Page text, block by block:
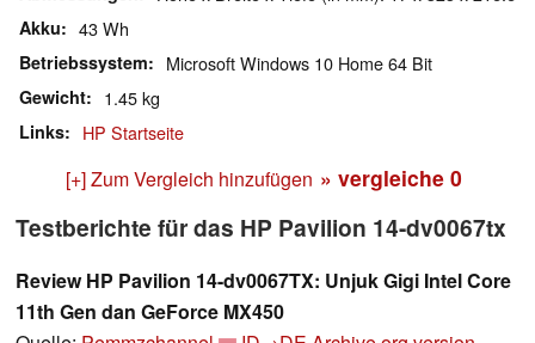
Akku 43 Wh
Betriebssystem Microsoft Windows 10 Home 64 Bit
Gewicht 1.45 kg
Links HP Startseite
[+] Zum Vergleich hinzufügen » vergleiche 0
Testberichte für das HP Pavilion 14-dv0067tx
Review HP Pavilion 14-dv0067TX: Unjuk Gigi Intel Core
11th Gen dan GeForce MX450